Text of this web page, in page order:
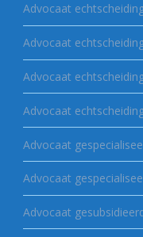
Advocaat
Advocaat
Advocaat
Advocaat
Advocaat
Advocaat
Advocaat